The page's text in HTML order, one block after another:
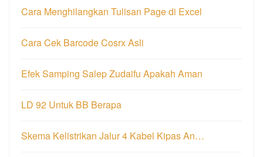
Cara Menghilangkan Tulisan Page di Excel
Cara Cek Barcode Cosrx Asli
Efek Samping Salep Zudaifu Apakah Aman
LD 92 Untuk BB Berapa
Skema Kelistrikan Jalur 4 Kabel Kipas An…